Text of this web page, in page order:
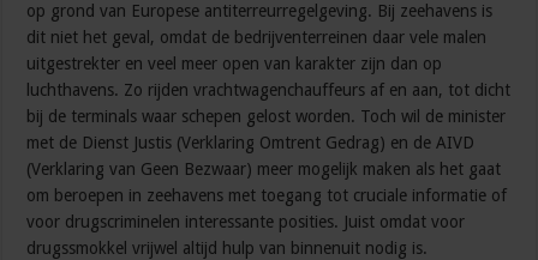
op grond van Europese antiterreurregelgeving. Bij zeehavens is
dit niet het geval, omdat de bedrijventerreinen daar vele malen
uitgestrekter en veel meer open van karakter zijn dan op
luchthavens. Zo rijden vrachtwagenchauffeurs af en aan, tot dicht
bij de terminals waar schepen gelost worden. Toch wil de minister
met de Dienst Justis (Verklaring Omtrent Gedrag) en de AIVD
(Verklaring van Geen Bezwaar) meer mogelijk maken als het gaat
om beroepen in zeehavens met toegang tot cruciale informatie of
voor drugscriminelen interessante posities. Juist omdat voor
drugssmokkel vrijwel altijd hulp van binnenuit nodig is.